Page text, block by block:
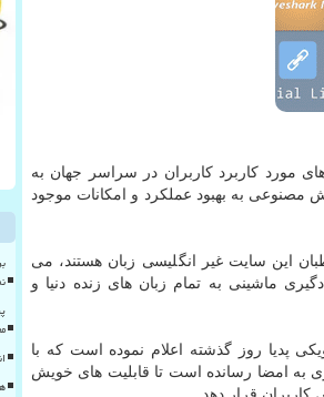
مورد كاربرد كاربران در سراسر جهان به
مصنوعی به بهبود عملكرد و امكانات موجود
این سایت غیر انگلیسی زبان هستند، می
ماشینی به تمام زبان های زنده دنیا و
ویكی پدیا روز گذشته اعلام نموده است كه با
به امضا رسانده است تا قابلیت های خویش